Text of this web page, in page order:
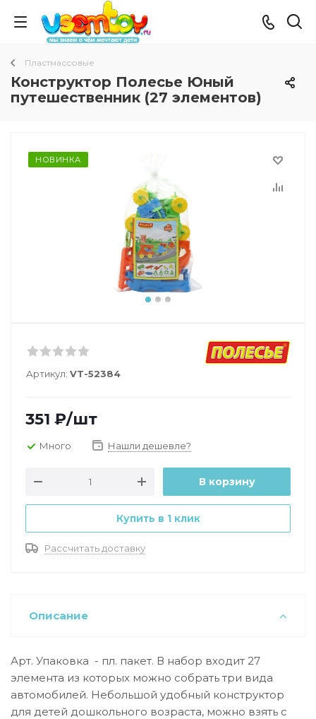
Пластмассовые
Конструктор Полесье Юный
путешественник (27 элементов)
НОВИНКА
Артикул: VT-52384
351 ₽/шт
Много Нашли дешевле?
В корзину
Купить в 1 клик
Рассчитать доставку
Описание
Арт. Упаковка - пл. пакет. В набор входит 27
элемента из которых можно собрать три вида
автомобилей. Небольшой удобный конструктор
для детей дошкольного возраста, можно взять с